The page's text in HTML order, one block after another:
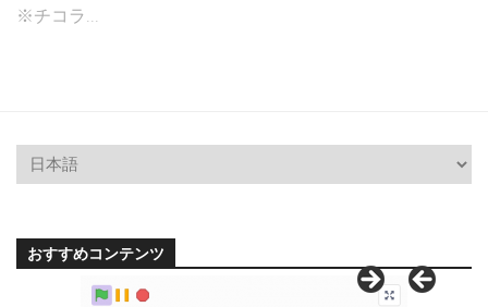
※チコラ...
おすすめコンテンツ